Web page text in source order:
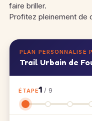
faire briller.
Profitez pleinement de
PLAN PERSONNALISÉ
Trail Urbain de
ÉTAPE1 / 9